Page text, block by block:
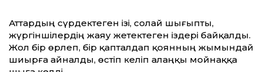
Аттардың сүрдектеген ізі, солай шығып­ты,
жүргіншілердің жаяу жетектеген іздері байқалды.
Жол бір өрлеп, бір қапталдап қоянның жымындай
шиырға айналды, өстіп келіп алаңқы мойнаққа